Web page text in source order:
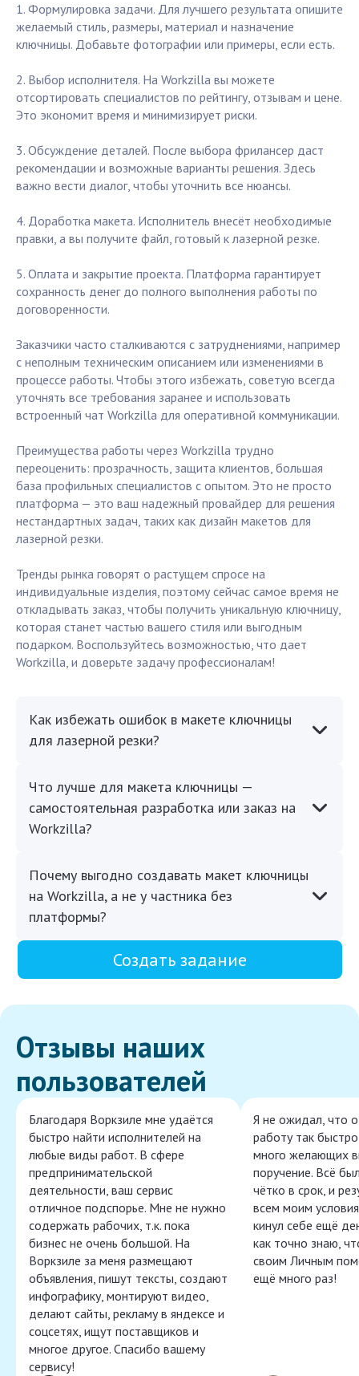
1. Формулировка задачи. Для лучшего результата опишите
желаемый стиль, размеры, материал и назначение
ключницы. Добавьте фотографии или примеры, если есть.
2. Выбор исполнителя. На Workzilla вы можете
отсортировать специалистов по рейтингу, отзывам и цене.
Это экономит время и минимизирует риски.
3. Обсуждение деталей. После выбора фрилансер даст
рекомендации и возможные варианты решения. Здесь
важно вести диалог, чтобы уточнить все нюансы.
4. Доработка макета. Исполнитель внесёт необходимые
правки, а вы получите файл, готовый к лазерной резке.
5. Оплата и закрытие проекта. Платформа гарантирует
сохранность денег до полного выполнения работы по
договоренности.
Заказчики часто сталкиваются с затруднениями, например
с неполным техническим описанием или изменениями в
процессе работы. Чтобы этого избежать, советую всегда
уточнять все требования заранее и использовать
встроенный чат Workzilla для оперативной коммуникации.
Преимущества работы через Workzilla трудно
переоценить: прозрачность, защита клиентов, большая
база профильных специалистов с опытом. Это не просто
платформа — это ваш надежный провайдер для решения
нестандартных задач, таких как дизайн макетов для
лазерной резки.
Тренды рынка говорят о растущем спросе на
индивидуальные изделия, поэтому сейчас самое время не
откладывать заказ, чтобы получить уникальную ключницу,
которая станет частью вашего стиля или выгодным
подарком. Воспользуйтесь возможностью, что дает
Workzilla, и доверьте задачу профессионалам!
Как избежать ошибок в макете ключницы
для лазерной резки?
Что лучше для макета ключницы —
самостоятельная разработка или заказ на
Workzilla?
Почему выгодно создавать макет ключницы
на Workzilla, а не у частника без
платформы?
Создать задание
Отзывы наших
пользователей
Благодаря Воркзиле мне удаётся
быстро найти исполнителей на
любые виды работ. В сфере
предпринимательской
деятельности, ваш сервис
отличное подспорье. Мне не нужно
содержать рабочих, т.к. пока
бизнес не очень большой. На
Воркзиле за меня размещают
объявления, пишут тексты, создают
инфографику, монтируют видео,
делают сайты, рекламу в яндексе и
соцсетях, ищут поставщиков и
многое другое. Спасибо вашему
сервису!
Я не ожидал, что
работу так
много желающих
поручение. Всё
чётко в срок, и
всем моим
кинул себе ещё
как точно знаю,
своим Личным
ещё много раз!